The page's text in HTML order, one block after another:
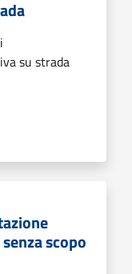
su strada
scopo